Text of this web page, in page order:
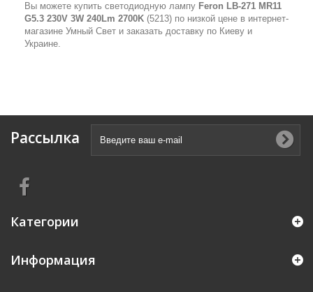
Вы можете купить светодиодную лампу Feron LB-271 MR11
G5.3 230V 3W 240Lm 2700K (5213) по низкой цене в интернет-
магазине Умный Свет и заказать доставку по Киеву и
Украине.
Рассылка
Категории
Информация